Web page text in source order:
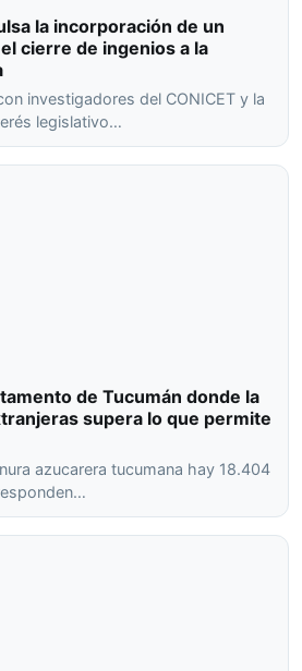
la incorporación de un
cierre de ingenios a la
investigadores del CONICET y la
legislativo…
de Tucumán donde la
supera lo que permite
azucarera tucumana hay 18.404